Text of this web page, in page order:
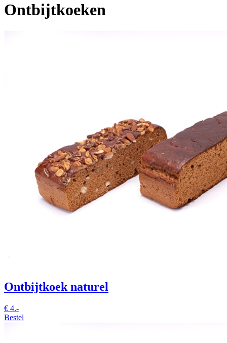
Ontbijtkoeken
Ontbijtkoek naturel
€ 4.-
Bestel